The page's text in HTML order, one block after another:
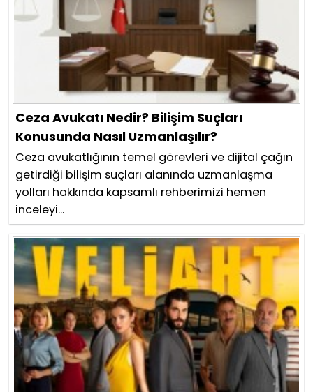
Ceza Avukatı Nedir? Bilişim Suçları
Konusunda Nasıl Uzmanlaşılır?
Ceza avukatlığının temel görevleri ve dijital çağın
getirdiği bilişim suçları alanında uzmanlaşma
yolları hakkında kapsamlı rehberimizi hemen
inceleyi...